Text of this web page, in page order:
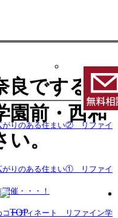
良でするな
園前・西和
。
がりのある住まい② リファイ
がりのある住まい① リファイ
催・・・！
コーディネート リファイン学